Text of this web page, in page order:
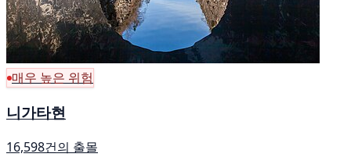
매우 높은 위험
니가타현
16,598건의 출몰